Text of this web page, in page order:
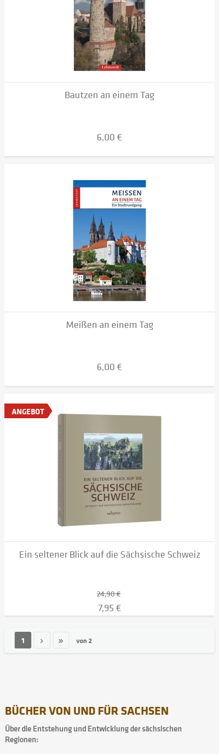
Bautzen an einem Tag
6,00 €
Meißen an einem Tag
6,00 €
ANGEBOT
Ein seltener Blick auf die Sächsische Schweiz
24,90 €
7,95 €
1 von 2
BÜCHER VON UND FÜR SACHSEN
Über die Entstehung und Entwicklung der sächsischen
Regionen: